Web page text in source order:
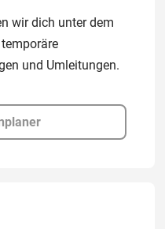
wir dich unter dem
und Umleitungen.